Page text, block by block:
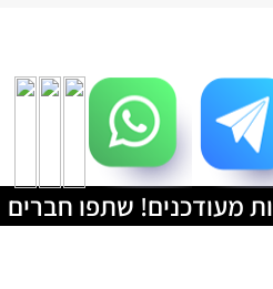
מעודכנים! שתפו חברים